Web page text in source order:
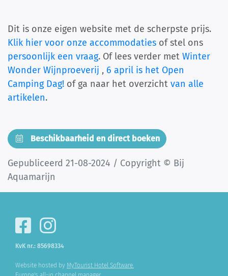
Dit is onze eigen website met de scherpste prijs.
Klik hier voor onze accommodaties of stel ons
persoonlijk een vraag. Of lees verder met Winter
Wonder Wijnproeverij , 6 april is het Open
Camping Dag! of ga naar het overzicht van alle
artikelen.
Beschikbaarheid en direct boeken
Gepubliceerd 21-08-2024 / Copyright © Bij
Aquamarijn
KvK nr.: 85698334
Website hosted by MyTourist Hotel Software.